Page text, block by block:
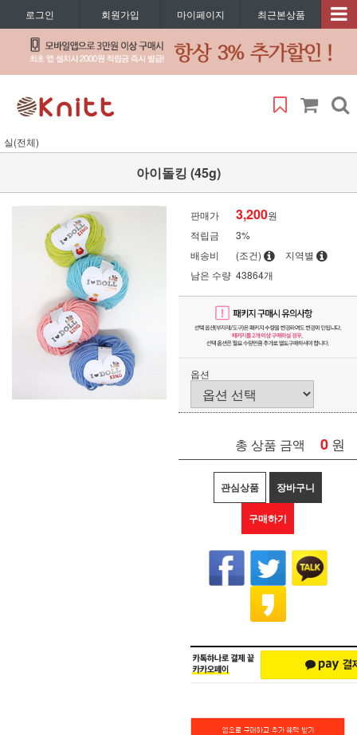
로그인 회원가입 마이페이지 최근본상품
실(전체)
아이돌킹 (45g)
판매가 3,200원
적립금
3%
배송비
(조건)
지역별
남은 수량 43864개
옵션
총 상품 금액 0 원
관심상품 장바구니
구매하기